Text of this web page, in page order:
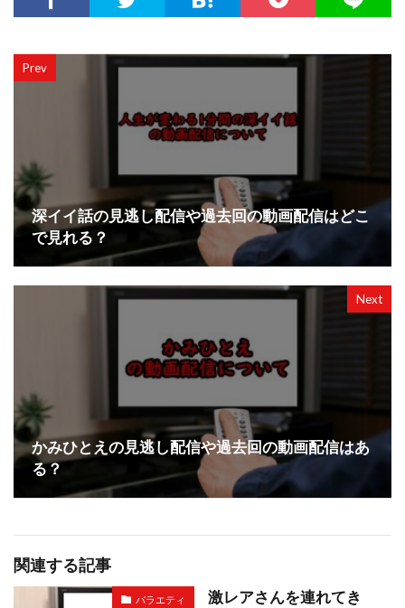
Prev
深イイ話の見逃し配信や過去回の動画配信はどこ
で見れる？
Next
かみひとえの見逃し配信や過去回の動画配信はあ
る？
関連する記事
バラエティ
激レアさんを連れてき